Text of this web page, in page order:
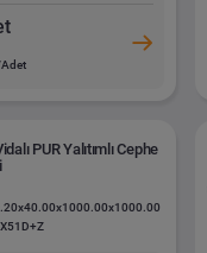
PUR Yalıtımlı Cephe